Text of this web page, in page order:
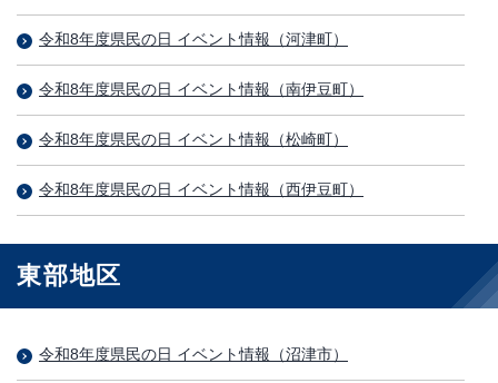
令和8年度県民の日 イベント情報（河津町）
令和8年度県民の日 イベント情報（南伊豆町）
令和8年度県民の日 イベント情報（松崎町）
令和8年度県民の日 イベント情報（西伊豆町）
東部地区
令和8年度県民の日 イベント情報（沼津市）